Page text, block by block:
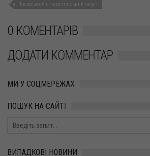
Тисівський старостинський округ
0 КОМЕНТАРІВ
ДОДАТИ КОММЕНТАР
МИ У СОЦМЕРЕЖАХ
ПОШУК НА САЙТІ
ВИПАДКОВІ НОВИНИ